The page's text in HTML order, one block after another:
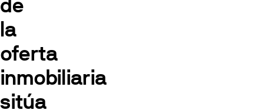
de
la
oferta
inmobiliaria
sitúa